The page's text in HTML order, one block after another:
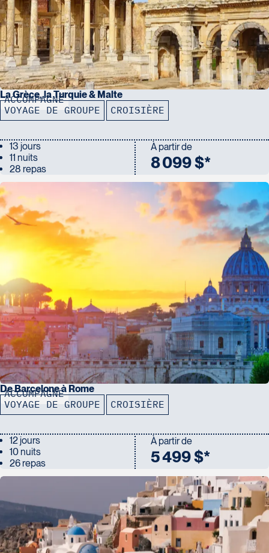
ACCOMPAGNÉ
La Grèce, la Turquie & Malte
VOYAGE DE GROUPE CROISIÈRE
13 jours
11 nuits
28 repas
À partir de
8 099 $*
ACCOMPAGNÉ
De Barcelone à Rome
VOYAGE DE GROUPE CROISIÈRE
12 jours
10 nuits
26 repas
À partir de
5 499 $*